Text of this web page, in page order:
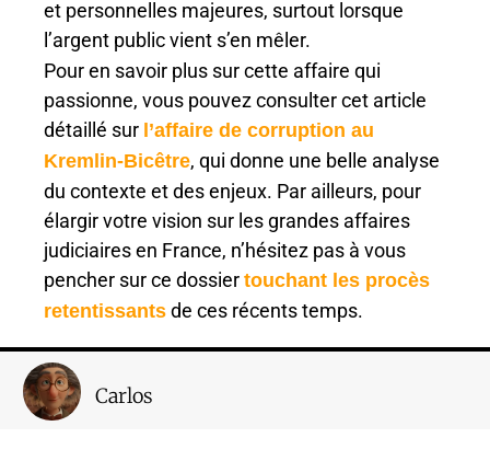
et personnelles majeures, surtout lorsque
l’argent public vient s’en mêler.
Pour en savoir plus sur cette affaire qui
passionne, vous pouvez consulter cet article
détaillé sur l’affaire de corruption au
Kremlin-Bicêtre, qui donne une belle analyse
du contexte et des enjeux. Par ailleurs, pour
élargir votre vision sur les grandes affaires
judiciaires en France, n’hésitez pas à vous
pencher sur ce dossier touchant les procès
retentissants de ces récents temps.
Carlos